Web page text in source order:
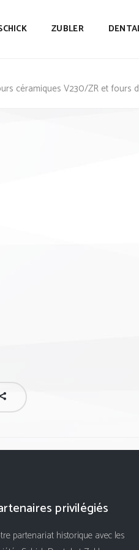
ZUBLER
céramiques V230/ZR et fours
privilégiés
partenariat historique avec les